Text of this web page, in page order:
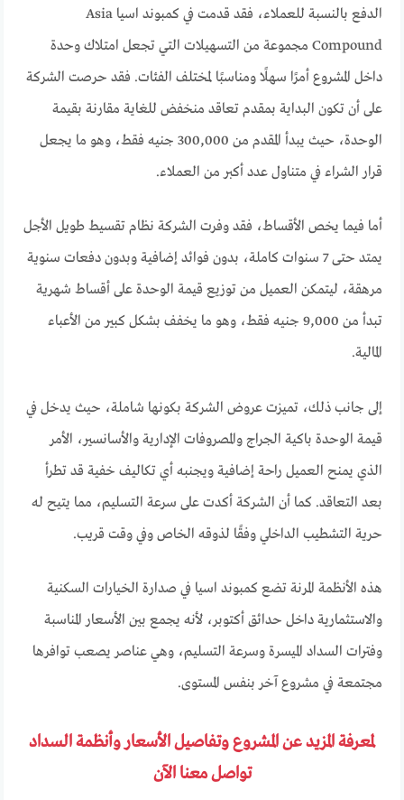
الدفع بالنسبة للعملاء، فقد قدمت في كمبوند اسيا Asia
Compound مجموعة من التسهيلات التي تجعل امتلاك وحدة
داخل المشروع أمرًا سهلًا ومناسبًا لمختلف الفئات. فقد حرصت الشركة
على أن تكون البداية بمقدم تعاقد منخفض للغاية مقارنة بقيمة
الوحدة، حيث يبدأ المقدم من 300,000 جنيه فقط، وهو ما يجعل
قرار الشراء في متناول عدد أكبر من العملاء.
أما فيما يخص الأقساط، فقد وفرت الشركة نظام تقسيط طويل الأجل
يمتد حتى 7 سنوات كاملة، بدون فوائد إضافية وبدون دفعات سنوية
مرهقة، ليتمكن العميل من توزيع قيمة الوحدة على أقساط شهرية
تبدأ من 9,000 جنيه فقط، وهو ما يخفف بشكل كبير من الأعباء
المالية.
إلى جانب ذلك، تميزت عروض الشركة بكونها شاملة، حيث يدخل في
قيمة الوحدة باكية الجراج والمصروفات الإدارية والأسانسير، الأمر
الذي يمنح العميل راحة إضافية ويجنبه أي تكاليف خفية قد تطرأ
بعد التعاقد. كما أن الشركة أكدت على سرعة التسليم، مما يتيح له
حرية التشطيب الداخلي وفقًا لذوقه الخاص وفي وقت قريب.
هذه الأنظمة المرنة تضع كمبوند اسيا في صدارة الخيارات السكنية
والاستثمارية داخل حدائق أكتوبر، لأنه يجمع بين الأسعار المناسبة
وفترات السداد الميسرة وسرعة التسليم، وهي عناصر يصعب توافرها
مجتمعة في مشروع آخر بنفس المستوى.
لمعرفة المزيد عن المشروع وتفاصيل الأسعار وأنظمة السداد
تواصل معنا الآن